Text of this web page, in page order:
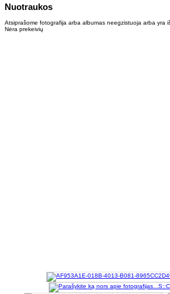
Nuotraukos
Atsiprašome fotografija arba albumas neegzistuoja arba yra
Nėra prekeivių